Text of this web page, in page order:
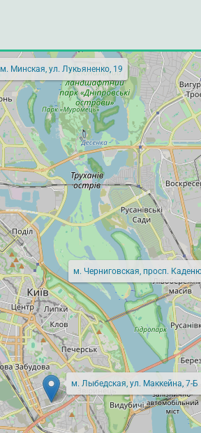
м. Минская, ул. Лукьяненко, 19
м. Лыбедская, ул. Маккейна, 7-Б
м. Черниговская, просп.